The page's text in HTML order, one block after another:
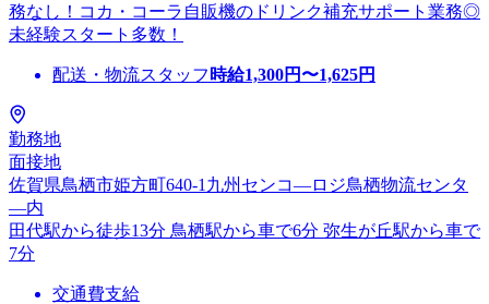
務なし！コカ・コーラ自販機のドリンク補充サポート業務◎
未経験スタート多数！
配送・物流スタッフ 時給1,300円〜1,625円
勤務地
面接地
佐賀県鳥栖市姫方町640-1九州センコ―ロジ鳥栖物流センタ
―内
田代駅から徒歩13分 鳥栖駅から車で6分 弥生が丘駅から車で
7分
交通費支給